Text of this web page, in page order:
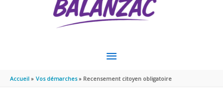
MENU
PRINCIPAL
Accueil Vos démarches Recensement citoyen obligatoire